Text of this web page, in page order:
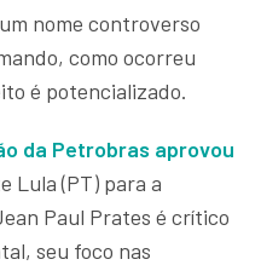
nome controverso
como ocorreu
é potencializado.
da Petrobras aprovou
Lula (PT) para a
Paul Prates é crítico
seu foco nas